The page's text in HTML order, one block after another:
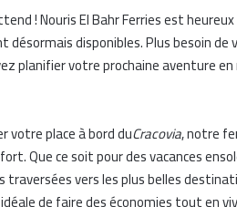
! Nouris El Bahr Ferries est
disponibles. Plus besoin de
planifier votre prochaine aventure
votre place à bord duCracovia, notre
Que ce soit pour des vacances
vers les plus belles
de faire des économies tout en